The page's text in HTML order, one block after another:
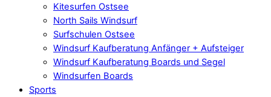
Kitesurfen Ostsee
North Sails Windsurf
Surfschulen Ostsee
Windsurf Kaufberatung Anfänger + Aufsteiger
Windsurf Kaufberatung Boards und Segel
Windsurfen Boards
Sports